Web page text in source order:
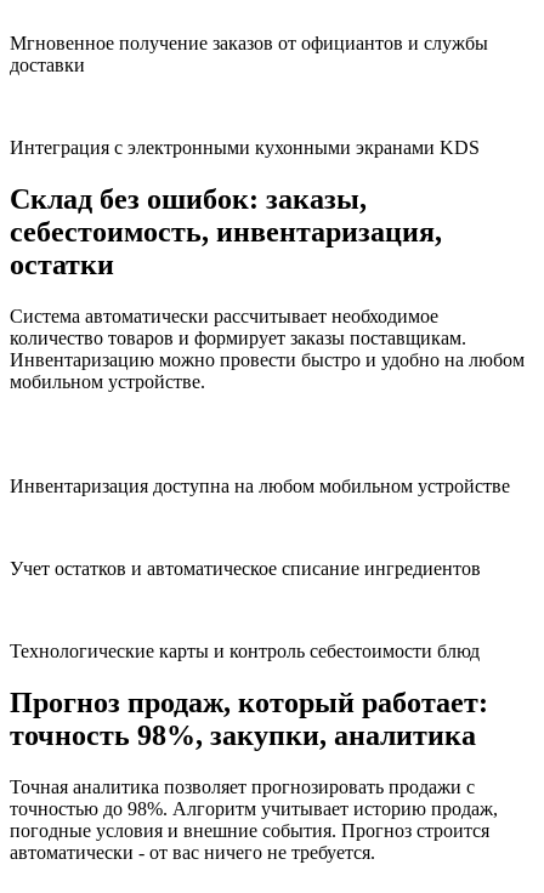
Мгновенное получение заказов от официантов и службы
доставки
Интеграция с электронными кухонными экранами KDS
Склад без ошибок: заказы,
себестоимость, инвентаризация,
остатки
Система автоматически рассчитывает необходимое
количество товаров и формирует заказы поставщикам.
Инвентаризацию можно провести быстро и удобно на любом
мобильном устройстве.
Инвентаризация доступна на любом мобильном устройстве
Учет остатков и автоматическое списание ингредиентов
Технологические карты и контроль себестоимости блюд
Прогноз продаж, который работает:
точность 98%, закупки, аналитика
Точная аналитика позволяет прогнозировать продажи с
точностью до 98%. Алгоритм учитывает историю продаж,
погодные условия и внешние события. Прогноз строится
автоматически - от вас ничего не требуется.